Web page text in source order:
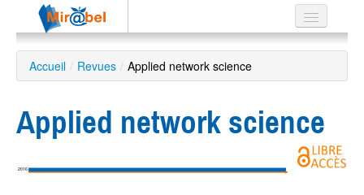
Le réseau
Soutien
Listes
Accueil / Revues / Applied network science
Applied network science
2016